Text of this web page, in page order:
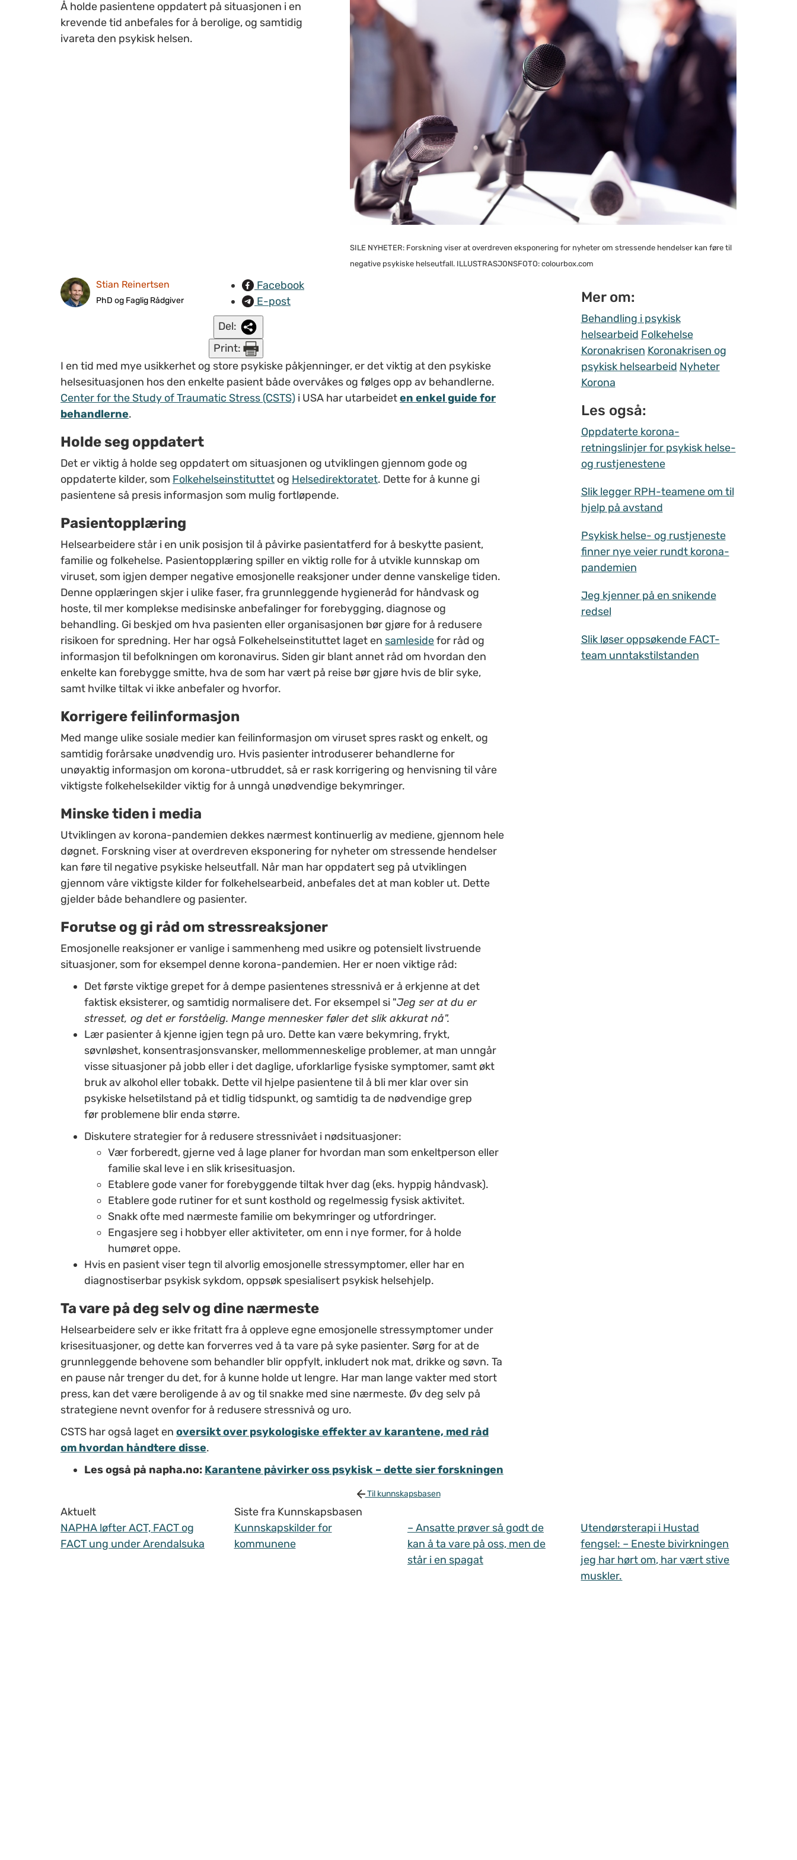
Å holde pasientene oppdatert på situasjonen i en
krevende tid anbefales for å berolige, og samtidig
ivareta den psykisk helsen.
SILE NYHETER: Forskning viser at overdreven eksponering for nyheter om stressende hendelser kan føre til
negative psykiske helseutfall. ILLUSTRASJONSFOTO: colourbox.com
Stian Reinertsen
PhD og Faglig Rådgiver
Facebook
E-post
Del:
Print:
I en tid med mye usikkerhet og store psykiske påkjenninger, er det viktig at den psykiske
helsesituasjonen hos den enkelte pasient både overvåkes og følges opp av behandlerne.
Center for the Study of Traumatic Stress (CSTS) i USA har utarbeideten enkel guide for
behandlerne.
Holde seg oppdatert
Det er viktig å holde seg oppdatert om situasjonen og utviklingen gjennom gode og
oppdaterte kilder, som Folkehelseinstituttet og Helsedirektoratet. Dette for å kunne gi
pasientene så presis informasjon som mulig fortløpende.
Pasientopplæring
Helsearbeidere står i en unik posisjon til å påvirke pasientatferd for å beskytte pasient,
familie og folkehelse. Pasientopplæring spiller en viktig rolle for å utvikle kunnskap om
viruset, som igjen demper negative emosjonelle reaksjoner under denne vanskelige tiden.
Denne opplæringen skjer i ulike faser, fra grunnleggende hygieneråd for håndvask og
hoste, til mer komplekse medisinske anbefalinger for forebygging, diagnose og
behandling. Gi beskjed om hva pasienten eller organisasjonen bør gjøre for å redusere
risikoen for spredning. Her har også Folkehelseinstituttet laget en samlesidefor råd og
informasjon til befolkningen om koronavirus. Siden gir blant annet råd om hvordan den
enkelte kan forebygge smitte, hva de som har vært på reise bør gjøre hvis de blir syke,
samt hvilke tiltak vi ikke anbefaler og hvorfor.
Korrigere feilinformasjon
Med mange ulike sosiale medier kan feilinformasjon om viruset spres raskt og enkelt, og
samtidig forårsake unødvendig uro. Hvis pasienter introduserer behandlerne for
unøyaktig informasjon om korona-utbruddet, så er rask korrigering og henvisning til våre
viktigste folkehelsekilder viktig for å unngå unødvendige bekymringer.
Minske tiden i media
Utviklingen av korona-pandemien dekkes nærmest kontinuerlig av mediene, gjennom hele
døgnet. Forskning viser at overdreven eksponering for nyheter om stressende hendelser
kan føre til negative psykiske helseutfall. Når man har oppdatert seg på utviklingen
gjennom våre viktigste kilder for folkehelsearbeid, anbefales det at man kobler ut. Dette
gjelder både behandlere og pasienter.
Forutse og gi råd om stressreaksjoner
Emosjonelle reaksjoner ervanlige i sammenheng med usikre og potensielt livstruende
situasjoner, som for eksempel denne korona-pandemien. Her er noen viktige råd:
Det første viktige grepet for å dempe pasientenes stressnivå er å erkjenne at det
faktisk eksisterer, og samtidig normalisere det. For eksempel si "Jeg ser at du er
stresset, og det er forståelig. Mange mennesker føler det slik akkurat nå".
Lær pasienter å kjenne igjen tegn på uro. Dette kan være bekymring, frykt,
søvnløshet, konsentrasjonsvansker, mellommenneskelige problemer, at man unngår
visse situasjoner på jobb eller i det daglige, uforklarlige fysiske symptomer, samt økt
bruk av alkohol eller tobakk. Dette vil hjelpe pasientene til å bli mer klar over sin
psykiske helsetilstand på et tidlig tidspunkt, og samtidig ta de nødvendige grep
før problemene blir enda større.
Diskutere strategier for å redusere stressnivået i nødsituasjoner:
Vær forberedt, gjerne ved å lage planer for hvordan man som enkeltperson eller
familie skal leve i en slik krisesituasjon.
Etablere gode vaner for forebyggende tiltak hver dag (eks. hyppig håndvask).
Etablere gode rutiner for et sunt kosthold og regelmessig fysisk aktivitet.
Snakk ofte med nærmeste familie om bekymringer og utfordringer.
Engasjere seg i hobbyer eller aktiviteter, om enn i nye former, for å holde
humøret oppe.
Hvis en pasient viser tegn til alvorlig emosjonelle stressymptomer, eller har en
diagnostiserbar psykisk sykdom, oppsøk spesialisert psykisk helsehjelp.
Ta vare på deg selv og dine nærmeste
Helsearbeidere selv er ikke fritatt fra å oppleve egne emosjonelle stressymptomer under
krisesituasjoner, og dette kan forverres ved å ta vare på syke pasienter. Sørg for at de
grunnleggende behovene som behandler blir oppfylt, inkludert nok mat, drikke og søvn. Ta
en pause når trenger du det, for å kunne holde ut lengre. Har man lange vakter med stort
press, kan det være beroligende å av og til snakke med sine nærmeste. Øv deg selv på
strategiene nevnt ovenfor for å redusere stressnivå og uro.
CSTS har også laget en oversikt over psykologiske effekter av karantene, med råd
om hvordan håndtere disse.
Les også på napha.no: Karantene påvirker oss psykisk – dette sier forskningen
Mer om:
Behandling i psykisk
helsearbeid Folkehelse
Koronakrisen Koronakrisen og
psykisk helsearbeid Nyheter
Korona
Les også:
Oppdaterte korona-
retningslinjer for psykisk helse-
og rustjenestene
Slik legger RPH-teamene om til
hjelp på avstand
Psykisk helse- og rustjeneste
finner nye veier rundt korona-
pandemien
Jeg kjenner på en snikende
redsel
Slik løser oppsøkende FACT-
team unntakstilstanden
Til kunnskapsbasen
Aktuelt
NAPHA løfter ACT, FACT og
FACT ung under Arendalsuka
Siste fra Kunnskapsbasen
Kunnskapskilder for
kommunene
– Ansatte prøver så godt de
kan å ta vare på oss, men de
står i en spagat
Utendørsterapi i Hustad
fengsel: – Eneste bivirkningen
jeg har hørt om, har vært stive
muskler.